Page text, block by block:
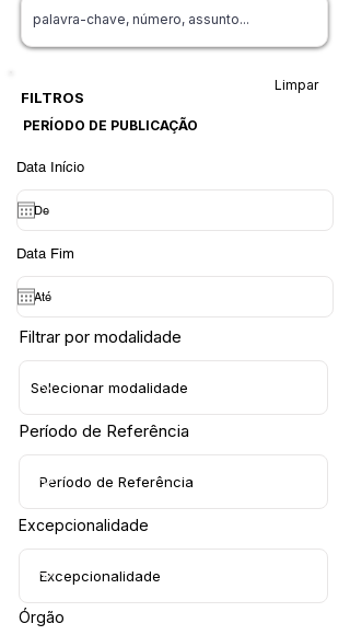
FILTROS
PERÍODO DE PUBLICAÇÃO
Limpar
Data Início
Data Fim
Filtrar por modalidade
Período de Referência
Excepcionalidade
Órgão